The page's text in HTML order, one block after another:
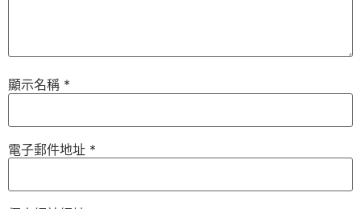
顯示名稱 *
電子郵件地址 *